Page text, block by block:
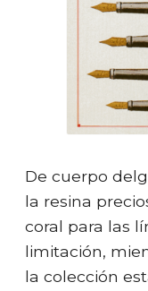
De cuerpo
la resina
coral para las
limitación,
la colección